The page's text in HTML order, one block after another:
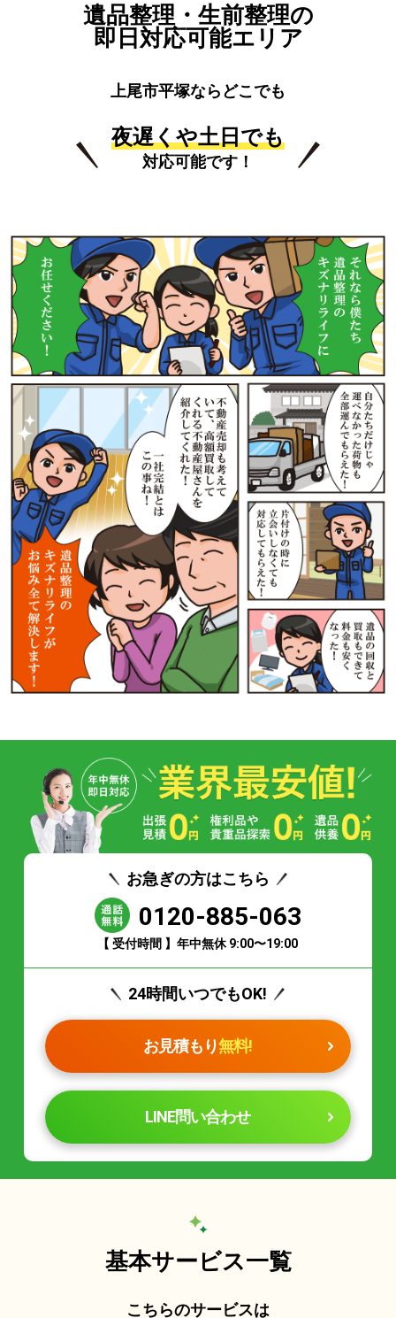
遺品整理・生前整理の
即日対応可能エリア
上尾市平塚ならどこでも
夜遅くや土日でも
対応可能です！
お急ぎの方はこちら
0120-885-063
【 受付時間 】年中無休 9:00〜19:00
24時間いつでもOK!
お見積もり無料!
LINE問い合わせ
基本サービス一覧
こちらのサービスは